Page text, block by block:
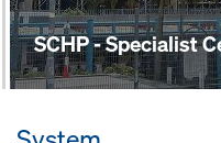
SCHP - Specialist